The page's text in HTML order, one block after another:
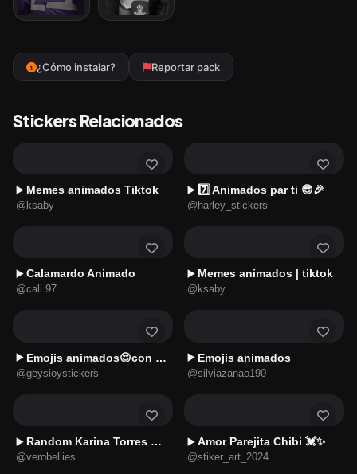
¿Cómo instalar? Reportar pack
Stickers Relacionados
▶️ Memes animados Tiktok
@ksaby
▶️ 7️⃣ Animados par ti 😎🎉
@harley_stickers
▶️ Calamardo Animado
@cali.97
▶️ Memes animados | tiktok
@ksaby
▶️ Emojis animados😍con Estilo 7👑
@geysioystickers
▶️ Emojis animados
@silviazanao190
▶️ Random Karina Torres ✔️✔️
@verobellies
▶️ Amor Parejita Chibi 💓✨
@stiker_art_2024